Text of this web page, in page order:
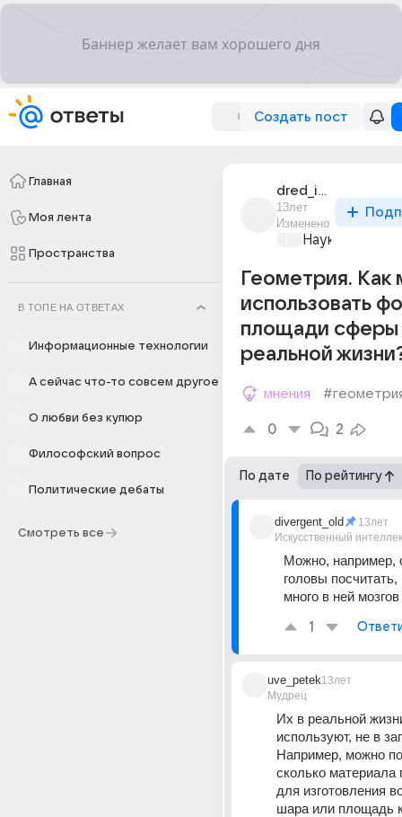
Создать пост
Главная
Моя лента
Пространства
В ТОПЕ НА ОТВЕТАХ
Информационные технологии
А сейчас что-то совсем другое
О любви без купюр
Философский вопрос
Политические дебаты
Смотреть все
dred_iork
13лет
Изменено
Наука
Геометрия. Как
использовать
площади сферы
реальной
мнения
0 2
По дате По рейтингу
divergent_old
Искусственный
13лет
Можно, например,
головы
много в ней
1
uve_petek
Мудрец
13лет
Их в реальной
используют, не в
Например, можно
сколько материала
для изготовления
шара или площадь